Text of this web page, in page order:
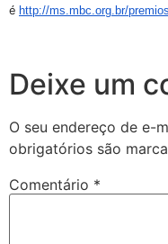
é http://ms.mbc.org.br/
Deixe um
O seu endereço de e-
obrigatórios são
Comentário *